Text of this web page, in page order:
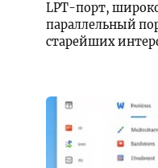
LPT-порт,
параллельный
старейших